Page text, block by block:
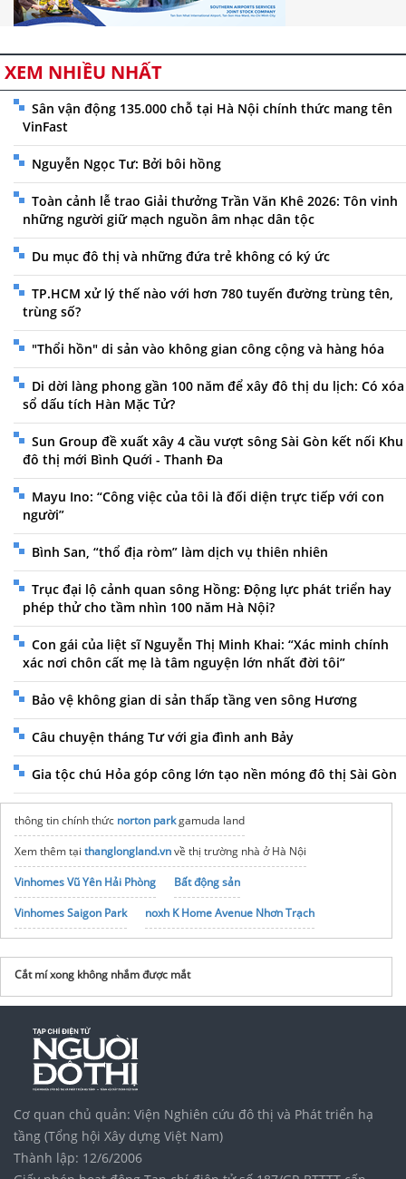
XEM NHIỀU NHẤT
Sân vận động 135.000 chỗ tại Hà Nội chính thức mang tên
VinFast
Nguyễn Ngọc Tư: Bởi bôi hồng
Toàn cảnh lễ trao Giải thưởng Trần Văn Khê 2026: Tôn vinh
những người giữ mạch nguồn âm nhạc dân tộc
Du mục đô thị và những đứa trẻ không có ký ức
TP.HCM xử lý thế nào với hơn 780 tuyến đường trùng tên,
trùng số?
"Thổi hồn" di sản vào không gian công cộng và hàng hóa
Di dời làng phong gần 100 năm để xây đô thị du lịch: Có xóa
sổ dấu tích Hàn Mặc Tử?
Sun Group đề xuất xây 4 cầu vượt sông Sài Gòn kết nối Khu
đô thị mới Bình Quới - Thanh Đa
Mayu Ino: “Công việc của tôi là đối diện trực tiếp với con
người”
Bình San, “thổ địa ròm” làm dịch vụ thiên nhiên
Trục đại lộ cảnh quan sông Hồng: Động lực phát triển hay
phép thử cho tầm nhìn 100 năm Hà Nội?
Con gái của liệt sĩ Nguyễn Thị Minh Khai: “Xác minh chính
xác nơi chôn cất mẹ là tâm nguyện lớn nhất đời tôi”
Bảo vệ không gian di sản thấp tầng ven sông Hương
Câu chuyện tháng Tư với gia đình anh Bảy
Gia tộc chú Hỏa góp công lớn tạo nền móng đô thị Sài Gòn
thông tin chính thức norton parkgamuda land
Xem thêm tại thanglongland.vnvề thị trường nhà ở Hà Nội
Vinhomes Vũ Yên Hải Phòng
Bất động sản
Vinhomes Saigon Park
noxh K Home Avenue Nhơn Trạch
Tập đoàn Bcons Group
Cắt mí xong không nhắm được mắt
Cơ quan chủ quản: Viện Nghiên cứu đô thị và Phát triển hạ
tầng (Tổng hội Xây dựng Việt Nam)
Thành lập: 12/6/2006